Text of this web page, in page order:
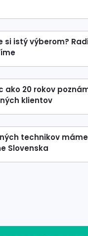
si istý výberom?
ako 20 rokov
klientov
technikov
Slovenska